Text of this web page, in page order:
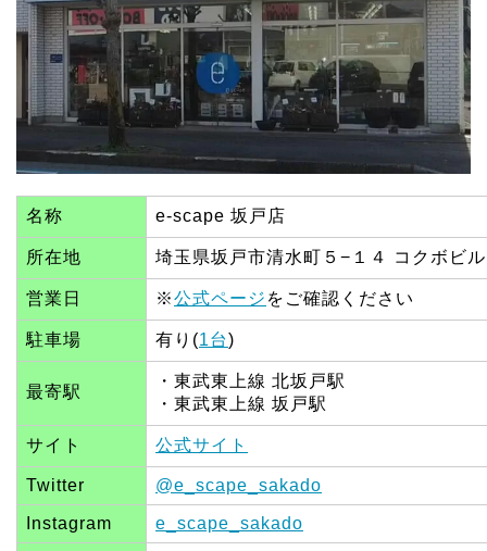
名称 e-scape 坂戸店
所在地 埼玉県坂戸市清水町５−１４ コクボビ
営業日 ※公式ページ をご確認ください
駐車場 有り(1台)
最寄駅
・東武東上線 北坂戸駅
・東武東上線 坂戸駅
サイト 公式サイト
Twitter @e_scape_sakado
Instagram e_scape_sakado